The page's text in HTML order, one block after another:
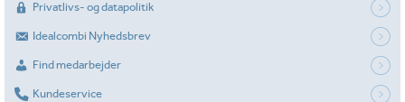
Privatlivs- og datapolitik
Idealcombi Nyhedsbrev
Find medarbejder
Kundeservice